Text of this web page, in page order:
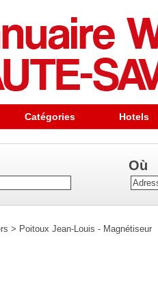
Catégories Hotels
Où
> Poitoux Jean-Louis - Magnétiseur